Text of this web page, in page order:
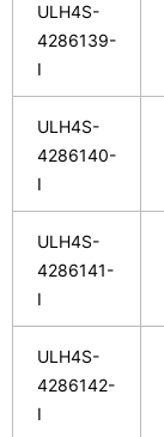
ULH4S-
4286139-
I
ULH4S-
4286140-
I
ULH4S-
4286141-
I
ULH4S-
4286142-
I